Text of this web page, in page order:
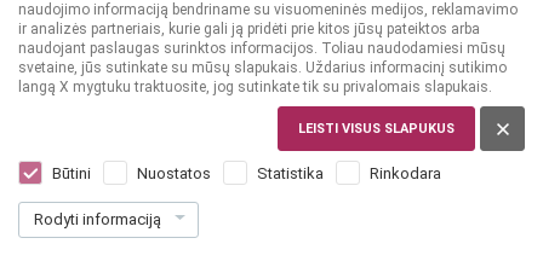
naudojimo informaciją bendriname su visuomeninės medijos, reklamavimo
ir analizės partneriais, kurie gali ją pridėti prie kitos jūsų pateiktos arba
naudojant paslaugas surinktos informacijos. Toliau naudodamiesi mūsų
svetaine, jūs sutinkate su mūsų slapukais. Uždarius informacinį sutikimo
langą X mygtuku traktuosite, jog sutinkate tik su privalomais slapukais.
LEISTI VISUS SLAPUKUS
Būtini Nuostatos Statistika Rinkodara
Rodyti informaciją
Weinhaus Jakob Faber Rheinhessen
Qualitätswein Dry 0,75 L
Dar nėra balsų, galite įvertinti